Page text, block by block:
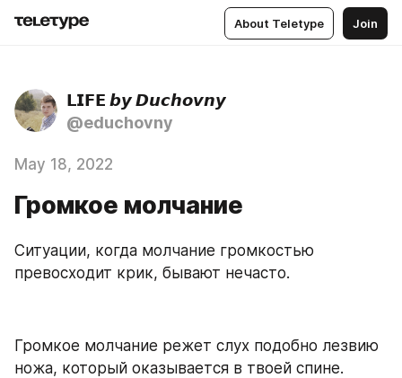
About Teletype Join
𝗟𝗜𝗙𝗘 𝙗𝙮 𝘿𝙪𝙘𝙝𝙤𝙫𝙣𝙮
@educhovny
May 18, 2022
Громкое молчание
Ситуации, когда молчание громкостью
превосходит крик, бывают нечасто.
Громкое молчание режет слух подобно лезвию
ножа, который оказывается в твоей спине.